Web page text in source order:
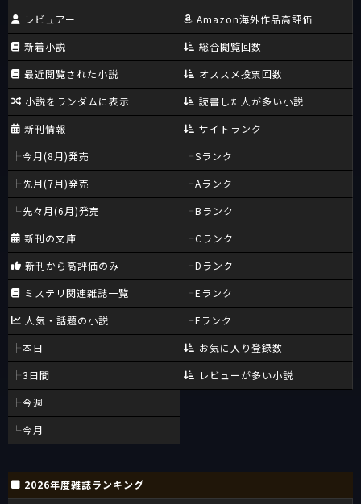
レビュアー
新着小説
最近閲覧された小説
小説をランダムに表示
新刊情報
今月(8月)発売
先月(7月)発売
先々月(6月)発売
新刊の文庫
新刊から高評価のみ
ミステリ関連雑誌一覧
人気・話題の小説
本日
3日間
今週
今月
Amazon海外作品高評価
総合閲覧回数
オススメ投票回数
読書した人が多い小説
サイトランク
Sランク
Aランク
Bランク
Cランク
Dランク
Eランク
Fランク
お気に入り登録数
レビューが多い小説
2026年度雑誌ランキング